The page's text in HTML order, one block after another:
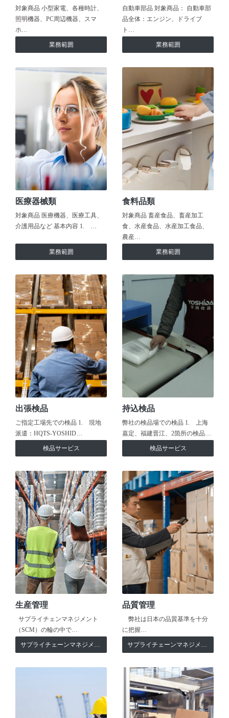
対象商品 小型家電、各種時計、
照明機器、PC周辺機器、スマ
ホ…
業務範囲
自動車部品 対象商品： 自動車部
品全体：エンジン、ドライブ
ト…
業務範囲
医療器械類
対象商品 医療機器、医療工具、
介護用品など 基本内容 1. …
業務範囲
食料品類
対象商品 畜産食品、畜産加工
食、水産食品、水産加工食品、
農産…
業務範囲
出張検品
ご指定工場先での検品 1. 現地
派遣：HQTS-YOSHID…
検品サービス
持込検品
弊社の検品場での検品 1. 上海
嘉定、福建晋江、2箇所の検品…
検品サービス
生産管理
サプライチェンマネジメント
（SCM）の輪の中で…
サプライチェーンマネジメント
品質管理
弊社は日本の品質基準を十分
に把握…
サプライチェーンマネジメント